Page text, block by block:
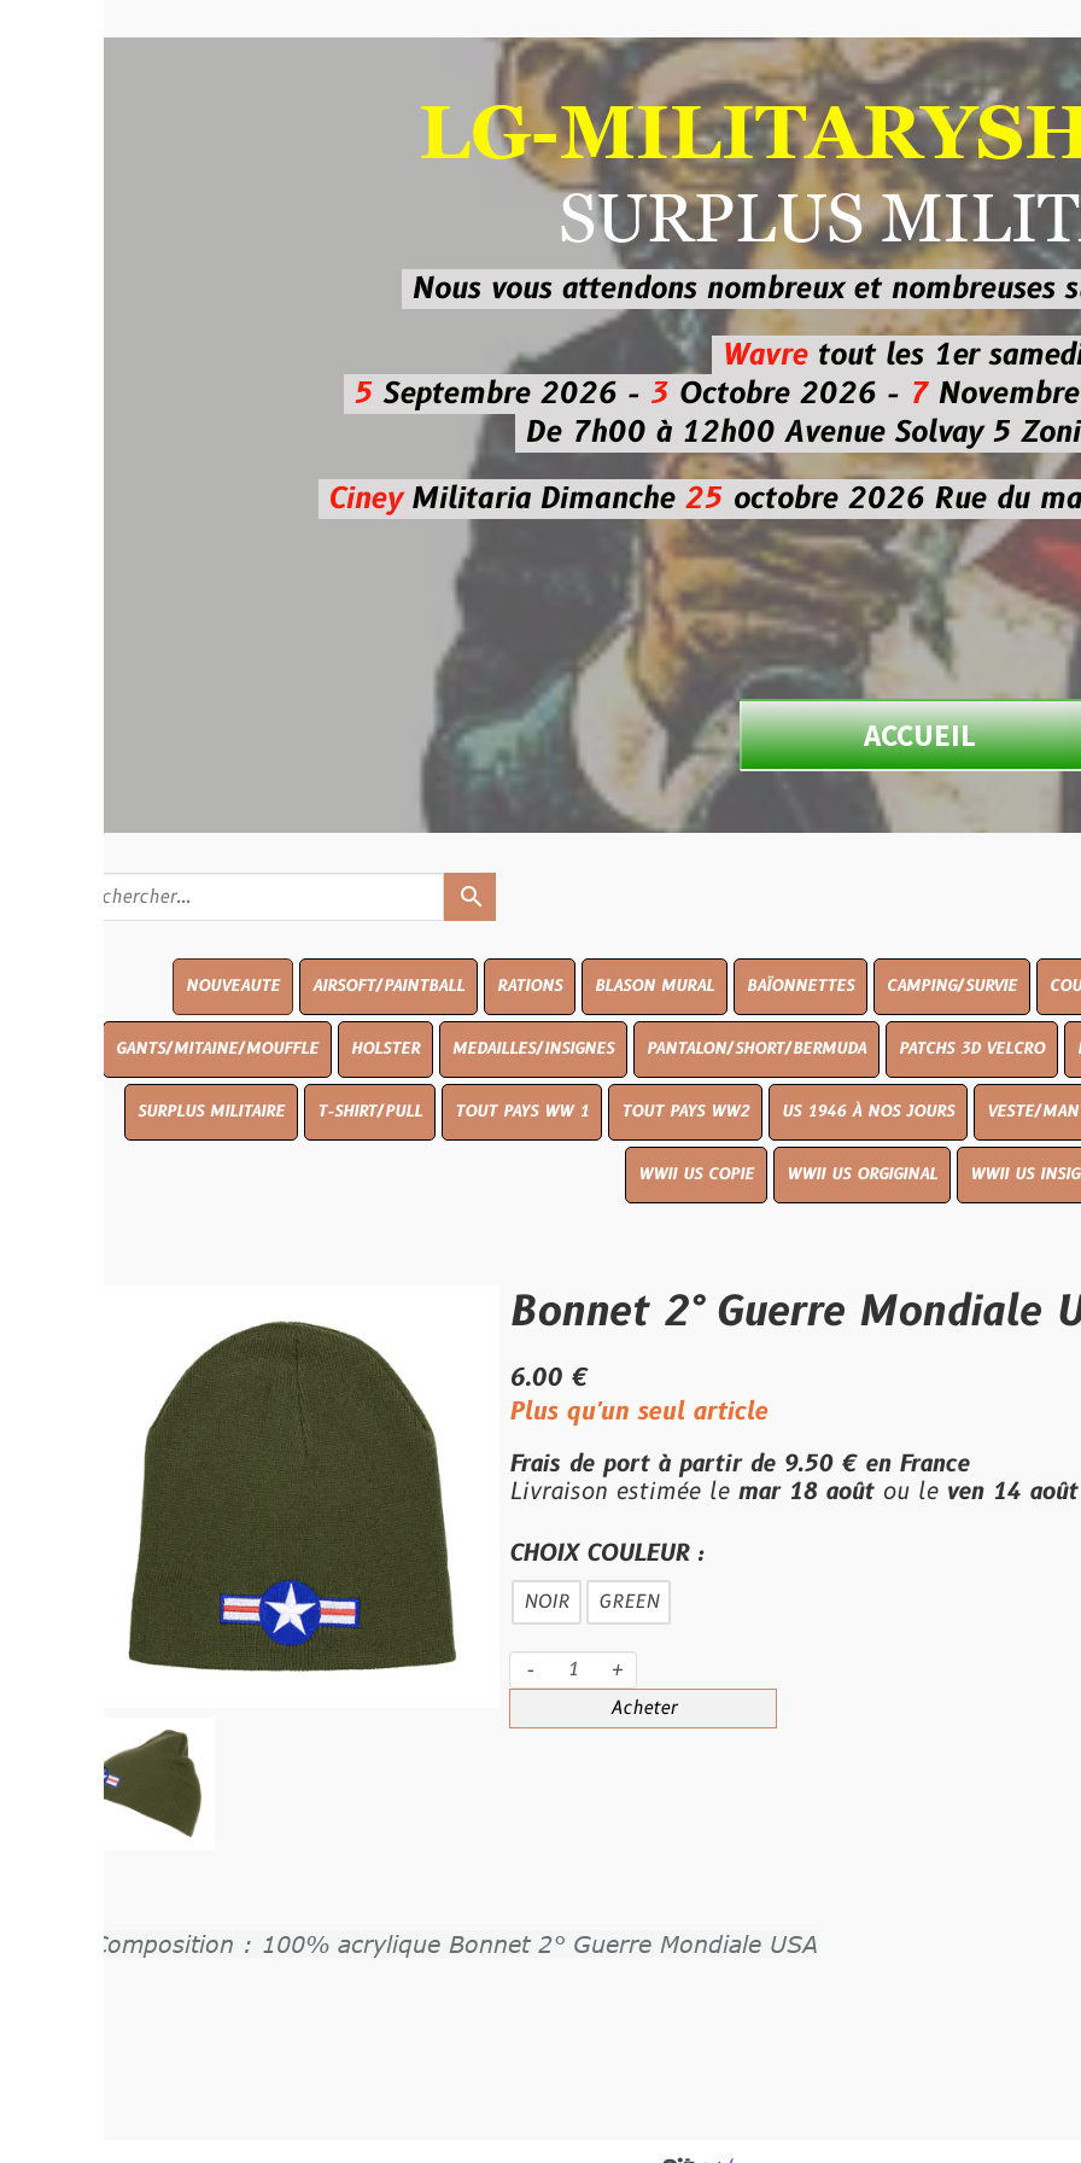
LG-
SURPLUS
Nous vous attendons nombreux et nombreusessur les
Wavre
tout les 1er samedi
Septembre 2026 -3Octobre 2026 - 7Novembre 2026
De 7h00 à 12h00 Avenue Solvay 5 Zoning
MilitariaDimanche25octobre 2026Rue du marché
ACCUEIL
AIRSOFT/PAINTBALL RATIONS BLASON MURAL BAÏONNETTES CAMPING/SURVIE COUTELLERIE
GANTS/MITAINE/MOUFFLE HOLSTER MEDAILLES/INSIGNES PANTALON/SHORT/BERMUDA PATCHS 3D VELCRO PEINTURE
SURPLUS MILITAIRE T-SHIRT/PULL TOUT PAYS WW 1 TOUT PAYS WW2 US 1946 À NOS JOURS VESTE/MANTEAU
WWII US COPIE WWII US ORGIGINAL WWII US INSIGNES
Bonnet 2° Guerre Mondiale USA
6.00 €
Plus qu'un seul article
Frais de port à partir de 9.50 €en France
Livraison estimée lemar 18 aoûtou leven 14 aoûten
CHOIX COULEUR :
NOIR GREEN
-
: 100% acrylique Bonnet 2° Guerre Mondiale USA